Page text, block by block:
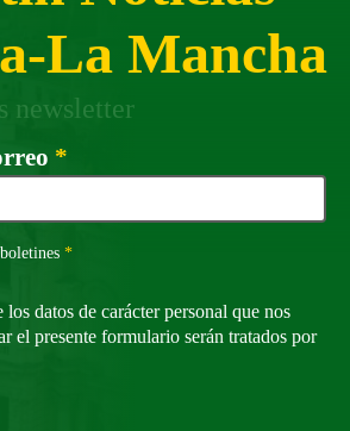
La Mancha
newsletter
*
*Campo obligatorio
datos de carácter personal que nos
el presente formulario serán tratados por